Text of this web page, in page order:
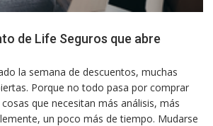
de Life Seguros que abre
la semana de descuentos, muchas
Porque no todo pasa por comprar
que necesitan más análisis, más
un poco más de tiempo. Mudarse